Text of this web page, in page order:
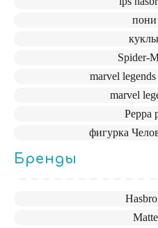
пони
Spider-
marvel
marvel
Peppa
фигурка
Бренды
Hasbro